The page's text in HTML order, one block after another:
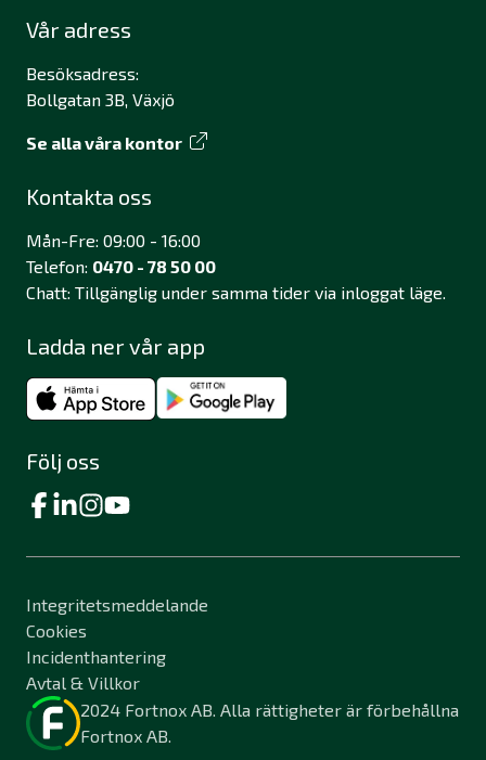
Vår adress
Besöksadress:
Bollgatan 3B, Växjö
Se alla våra kontor
Kontakta oss
Mån-Fre: 09:00 - 16:00
Telefon: 0470 - 78 50 00
Chatt: Tillgänglig under samma tider via inloggat läge.
Ladda ner vår app
Följ oss
Integritetsmeddelande
Cookies
Incidenthantering
Avtal & Villkor
2024 Fortnox AB. Alla rättigheter är förbehållna
Fortnox AB.